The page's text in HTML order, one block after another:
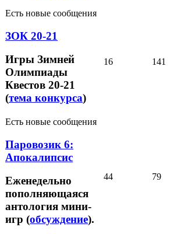
Есть новые сообщения
ЗОК 20-21
Игры Зимней
Олимпиады
Квестов 20-21
(тема конкурса)
16 141
Есть новые сообщения
Паровозик 6:
Апокалипсис
Еженедельно
пополняющаяся
антология мини-
игр (обсуждение).
44 79